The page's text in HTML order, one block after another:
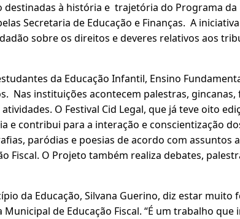
destinadas à história e trajetória do Programa
Secretaria de Educação e Finanças. A
sobre os direitos e deveres relativos aos
da Educação Infantil, Ensino
Nas instituições acontecem palestras, gincanas,
O Festival Cid Legal, que já teve oito
e contribui para a interação e conscientização
paródias e poesias de acordo com assuntos
Fiscal. O Projeto também realiza debates,
da Educação, Silvana Guerino, diz estar muito
de Educação Fiscal. “É um trabalho que